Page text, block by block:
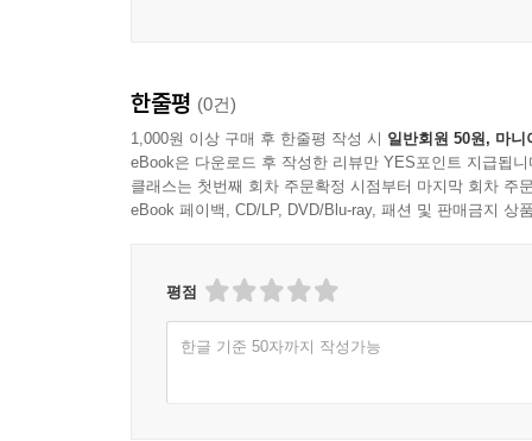
한줄평 (0건)
1,000원 이상 구매 후 한줄평 작성 시 일반회원 50원, 마니
eBook은 다운로드 후 작성한 리뷰만 YES포인트 지급됩니
클래스는 첫번째 회차 주문확정 시점부터 마지막 회차 주
eBook 페이백, CD/LP, DVD/Blu-ray, 패션 및 판매금지 상
평점
한글 기준 50자까지 작성가능